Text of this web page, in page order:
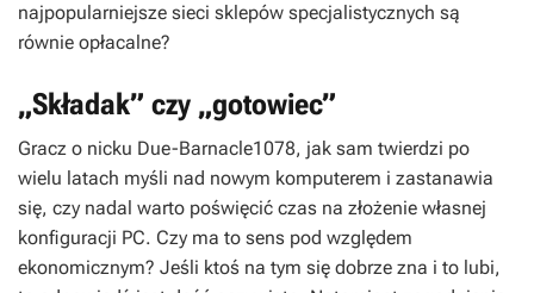
najpopularniejsze sieci sklepów specjalistycznych są
równie opłacalne?
„Składak” czy „gotowiec”
Gracz o nicku Due-Barnacle1078, jak sam twierdzi po
wielu latach myśli nad nowym komputerem i zastanawia
się, czy nadal warto poświęcić czas na złożenie własnej
konfiguracji PC. Czy ma to sens pod względem
ekonomicznym? Jeśli ktoś na tym się dobrze zna i to lubi,